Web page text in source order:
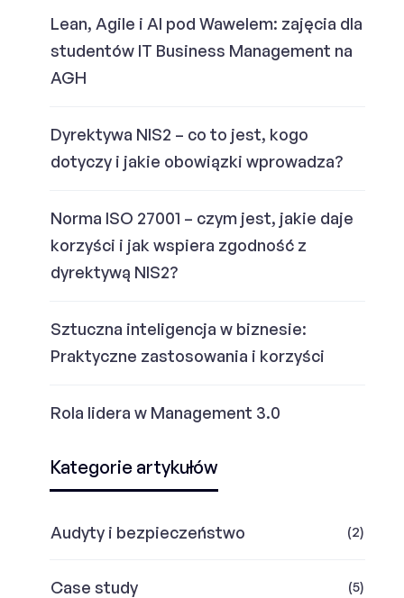
Lean, Agile i AI pod Wawelem: zajęcia dla
studentów IT Business Management na
AGH
Dyrektywa NIS2 – co to jest, kogo
dotyczy i jakie obowiązki wprowadza?
Norma ISO 27001 – czym jest, jakie daje
korzyści i jak wspiera zgodność z
dyrektywą NIS2?
Sztuczna inteligencja w biznesie:
Praktyczne zastosowania i korzyści
Rola lidera w Management 3.0
Kategorie artykułów
Audyty i bezpieczeństwo (2)
Case study (5)